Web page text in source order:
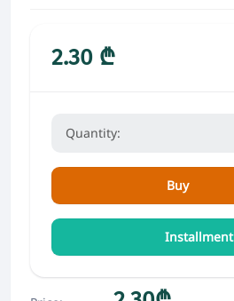
2.30 ₾
Quantity:
Buy
Installment